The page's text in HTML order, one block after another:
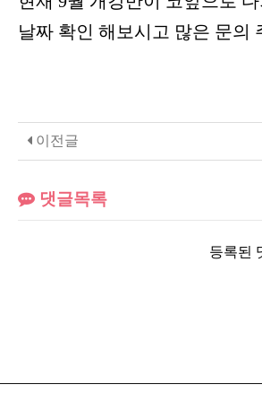
날짜 확인 해보시고 많은 문의
이전글
댓글목록
등록된